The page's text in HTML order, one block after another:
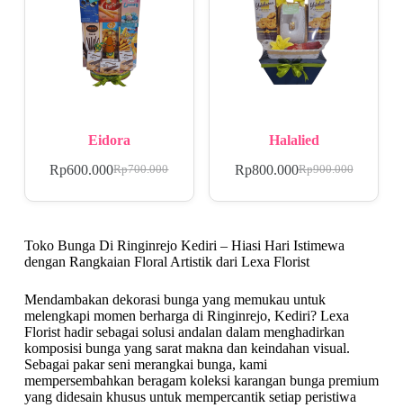
Eidora
Rp700.000
Rp600.000
Halalied
Rp900.000
Rp800.000
Toko Bunga Di Ringinrejo Kediri – Hiasi Hari Istimewa
dengan Rangkaian Floral Artistik dari Lexa Florist
Mendambakan dekorasi bunga yang memukau untuk
melengkapi momen berharga di Ringinrejo, Kediri? Lexa
Florist hadir sebagai solusi andalan dalam menghadirkan
komposisi bunga yang sarat makna dan keindahan visual.
Sebagai pakar seni merangkai bunga, kami
mempersembahkan beragam koleksi karangan bunga premium
yang didesain khusus untuk mempercantik setiap peristiwa